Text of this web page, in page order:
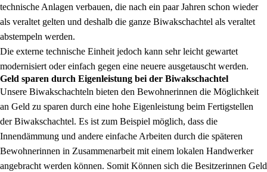
technische Anlagen verbauen, die nach ein paar Jahren schon wieder
als veraltet gelten und deshalb die ganze Biwakschachtel als veraltet
abstempeln werden.
Die externe technische Einheit jedoch kann sehr leicht gewartet
modernisiert oder einfach gegen eine neuere ausgetauscht werden.
Geld sparen durch Eigenleistung bei der Biwakschachtel
Unsere Biwakschachteln bieten den Bewohnerinnen die Möglichkeit
an Geld zu sparen durch eine hohe Eigenleistung beim Fertigstellen
der Biwakschachtel. Es ist zum Beispiel möglich, dass die
Innendämmung und andere einfache Arbeiten durch die späteren
Bewohnerinnen in Zusammenarbeit mit einem lokalen Handwerker
angebracht werden können. Somit Können sich die Besitzerinnen Geld